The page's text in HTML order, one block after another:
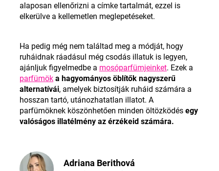
alaposan ellenőrizni a címke tartalmát, ezzel is
elkerülve a kellemetlen meglepetéseket.
Ha pedig még nem találtad meg a módját, hogy
ruháidnak ráadásul még csodás illatuk is legyen,
ajánljuk figyelmedbe a mosóparfümjeinket. Ezek a
parfümök a hagyományos öblítők nagyszerű
alternatívái, amelyek biztosítják ruháid számára a
hosszan tartó, utánozhatatlan illatot. A
parfümöknek köszönhetően minden öltözködés egy
valóságos illatélmény az érzékeid számára.
Adriana Berithová